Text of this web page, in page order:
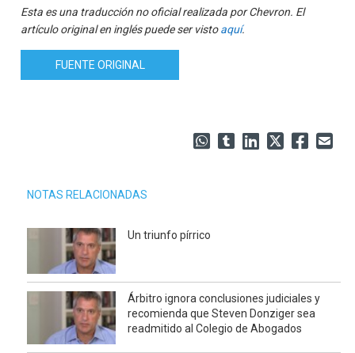
Esta es una traducción no oficial realizada por Chevron. El
artículo original en inglés puede ser vistoaquí.
FUENTE ORIGINAL
NOTAS RELACIONADAS
Un triunfo pírrico
Árbitro ignora conclusiones judiciales y
recomienda que Steven Donziger sea
readmitido al Colegio de Abogados